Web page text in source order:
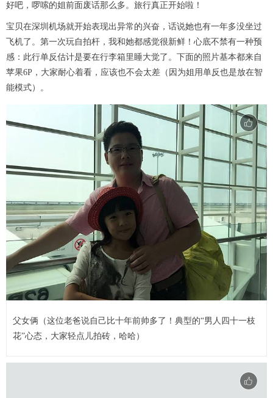
好吧，啰嗦的姐前面废话那么多。旅行真正开始啦！
宝贝在深圳机场就开始表现出异常的兴奋，话说她也有一年多没坐过
飞机了。第一次玩自拍杆，我和她都感觉很新鲜！心底不禁有一种预
感：此行单反估计是要在行李箱里睡大觉了。下面的照片基本都来自
苹果6P，大家耐心着看，应该也不会太差（因为姐用单反也是放在智
能模式）。
父女俩（这位老爸说自己比十年前帅多了！典型的“男人四十一枝
花”心态，大家轻点儿拍砖，哈哈）